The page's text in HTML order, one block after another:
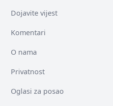
Dojavite vijest
Komentari
O nama
Privatnost
Oglasi za posao